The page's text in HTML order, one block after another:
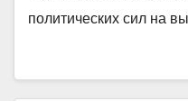
политических сил на